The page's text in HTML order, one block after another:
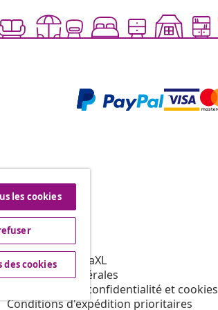
vidaXL
À propos de vidaXL
Conditions générales
Déclaration de confidentialité et cookies
Conditions d'expédition prioritaires
les cookies
des cookies